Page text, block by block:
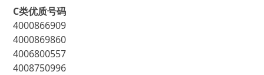
C类优质号码
4000866909
4000869860
4006800557
4008750996